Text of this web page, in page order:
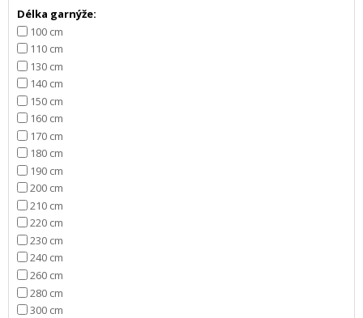
Délka garnýže:
100 cm
110 cm
130 cm
140 cm
150 cm
160 cm
170 cm
180 cm
190 cm
200 cm
210 cm
220 cm
230 cm
240 cm
260 cm
280 cm
300 cm